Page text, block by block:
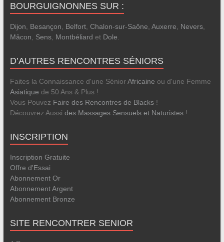
BOURGUIGNONNES SUR :
Dijon Besançon Belfort, Chalon-sur-Saône Auxerre Nevers,
Mâcon
Sens, Montbéliard et Dole
D’AUTRES RENCONTRES SÉNIORS
Faites la Connaissance d'une SéniorAfricaine ou d'une Femme
Asiatique de 50 Ans & Plus !
Vous Pouvez Faire des Rencontres de Blacks!
Découvrez Aussi des Massages Sensuels et Naturistes!
INSCRIPTION
Inscription Gratuite
Offre d'Essai
Abonnement Or
Abonnement Argent
Abonnement Bronze
SITE RENCONTRER SENIOR